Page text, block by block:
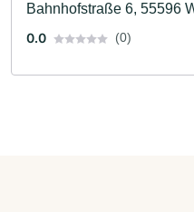
Bahnhofstraße 6, 55596
0.0
(0)